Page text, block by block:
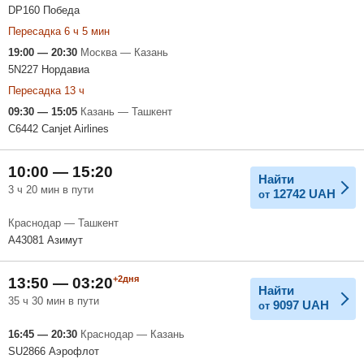
DP160 Победа
Пересадка 6 ч 5 мин
19:00 — 20:30 Москва — Казань
5N227 Нордавиа
Пересадка 13 ч
09:30 — 15:05 Казань — Ташкент
C6442 Canjet Airlines
10:00 — 15:20
3 ч 20 мин в пути
Найти
от 12742 UAH
Краснодар — Ташкент
A43081 Азимут
13:50 — 03:20+2дня
35 ч 30 мин в пути
Найти
от 9097 UAH
16:45 — 20:30 Краснодар — Казань
SU2866 Аэрофлот